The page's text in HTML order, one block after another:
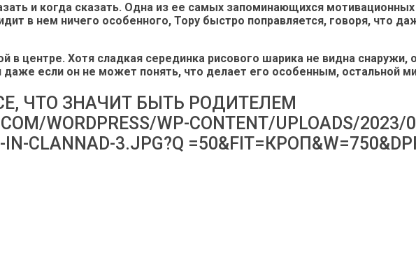
и когда сказать. Одна из ее самых запоминающихся
в нем ничего особенного, Тору быстро поправляется, говоря, что
в центре. Хотя сладкая серединка рисового шарика не видна снаружи,
даже если он не может понять, что делает его особенным, остальной
ЧТО ЗНАЧИТ БЫТЬ РОДИТЕЛЕМ
WORDPRESS/WP-CONTENT/UPLOADS/2023/
IN-CLANNAD-3.JPG?Q